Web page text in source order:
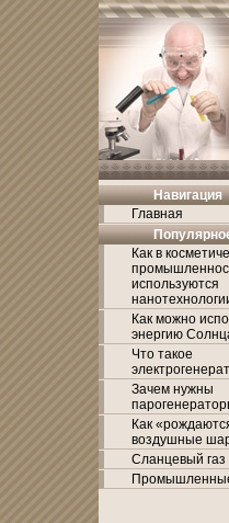
Навигация
Главная
Как в
используются
Как можно
энергию
Что такое
Зачем нужны
Как
воздушные
Сланцевый